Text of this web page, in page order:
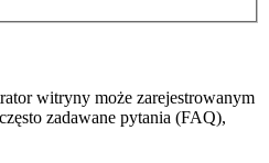
witryny może zarejestrowanym
zadawane pytania (FAQ),